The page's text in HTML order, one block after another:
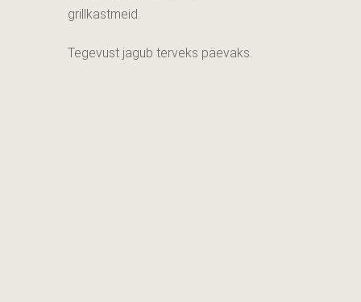
grillkastmeid.
Tegevust jagub terveks päevaks.